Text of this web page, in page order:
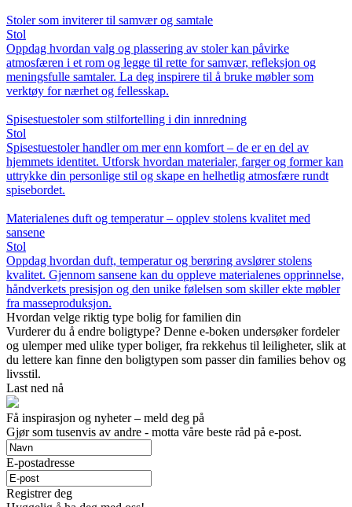
Stoler som inviterer til samvær og samtale
Stol
Oppdag hvordan valg og plassering av stoler kan påvirke
atmosfæren i et rom og legge til rette for samvær, refleksjon og
meningsfulle samtaler. La deg inspirere til å bruke møbler som
verktøy for nærhet og fellesskap.
Spisestuestoler som stilfortelling i din innredning
Stol
Spisestuestoler handler om mer enn komfort – de er en del av
hjemmets identitet. Utforsk hvordan materialer, farger og former kan
uttrykke din personlige stil og skape en helhetlig atmosfære rundt
spisebordet.
Materialenes duft og temperatur – opplev stolens kvalitet med
sansene
Stol
Oppdag hvordan duft, temperatur og berøring avslører stolens
kvalitet. Gjennom sansene kan du oppleve materialenes opprinnelse,
håndverkets presisjon og den unike følelsen som skiller ekte møbler
fra masseproduksjon.
Hvordan velge riktig type bolig for familien din
Vurderer du å endre boligtype? Denne e-boken undersøker fordeler
og ulemper med ulike typer boliger, fra rekkehus til leiligheter, slik at
du lettere kan finne den boligtypen som passer din families behov og
livsstil.
Last ned nå
Få inspirasjon og nyheter – meld deg på
Gjør som tusenvis av andre - motta våre beste råd på e-post.
E-postadresse
Registrer deg